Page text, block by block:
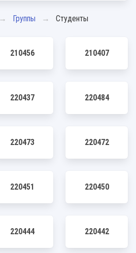
Группы Студенты
210456 210407
220437 220484
220473 220472
220451 220450
220444 220442